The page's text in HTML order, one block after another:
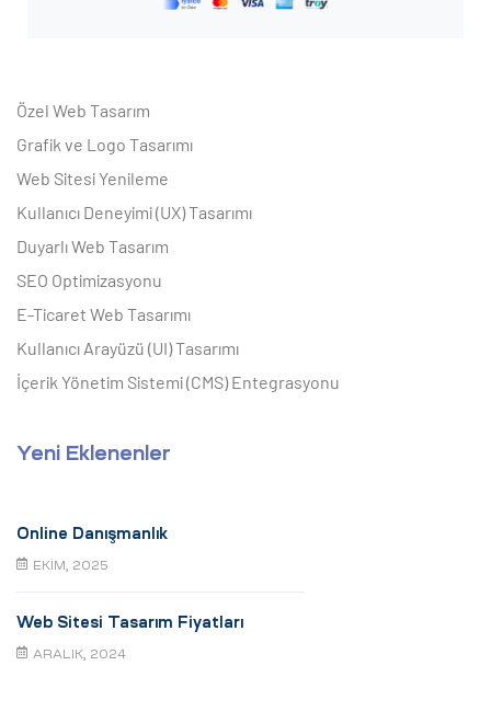
Özel Web Tasarım
Grafik ve Logo Tasarımı
Web Sitesi Yenileme
Kullanıcı Deneyimi (UX) Tasarımı
Duyarlı Web Tasarım
SEO Optimizasyonu
E-Ticaret Web Tasarımı
Kullanıcı Arayüzü (UI) Tasarımı
İçerik Yönetim Sistemi (CMS) Entegrasyonu
Yeni Eklenenler
Online Danışmanlık
EKIM, 2025
Web Sitesi Tasarım Fiyatları
ARALIK, 2024